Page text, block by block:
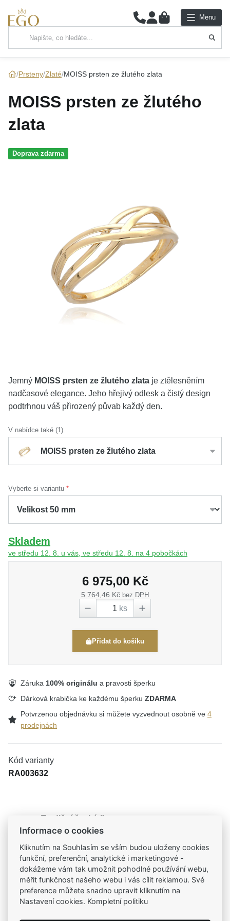
0 Menu
Hlavní kategorie
Prsteny Zlaté MOISS prsten ze žlutého zlata
MOISS prsten ze žlutého
zlata
Doprava zdarma
Jemný MOISS prsten ze žlutého zlata je ztělesněním
nadčasové elegance. Jeho hřejivý odlesk a čistý design
podtrhnou váš přirozený půvab každý den.
V nabídce také (1)
MOISS prsten ze žlutého zlata
Vyberte si variantu
Skladem
ve středu 12. 8. u vás, ve středu 12. 8. na 4 pobočkách
6 975,00 Kč
5 764,46 Kč bez DPH
ks
Přidat do košíku
Záruka 100% originálu a pravosti šperku
Dárková krabička ke každému šperku ZDARMA
Potvrzenou objednávku si můžete vyzvednout osobně ve 4
prodejnách
Kód varianty
RA003632
Tradiční česká firma
Už od roku 2001 jsme součástí vašich příběhů
Široký výběr produktů
Na našem e-shopu máte výběr z tisíců šperků
Garance vysoké kvality
Informace o cookies
Kliknutím na Souhlasím se vším budou uloženy cookies
funkční, preferenční, analytické i marketingové -
dokážeme vám tak umožnit pohodlné používání webu,
měřit funkčnost našeho webu i vás cílit reklamou. Své
preference můžete snadno upravit kliknutím na
Nastavení cookies. Kompletní politiku